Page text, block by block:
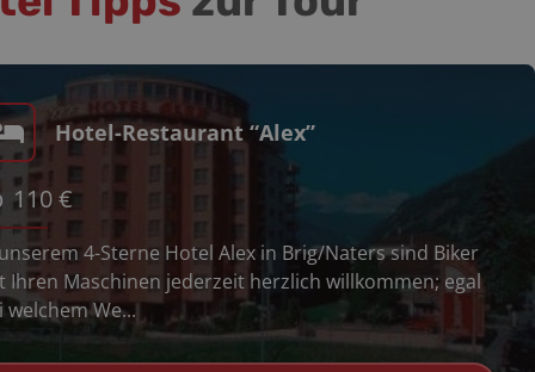
Hotel-Restaurant “Alex”
110€
4-Sterne Hotel Alex in Brig/Naters sind Biker
Ihren Maschinen jederzeit herzlich willkommen; egal
welchem We...